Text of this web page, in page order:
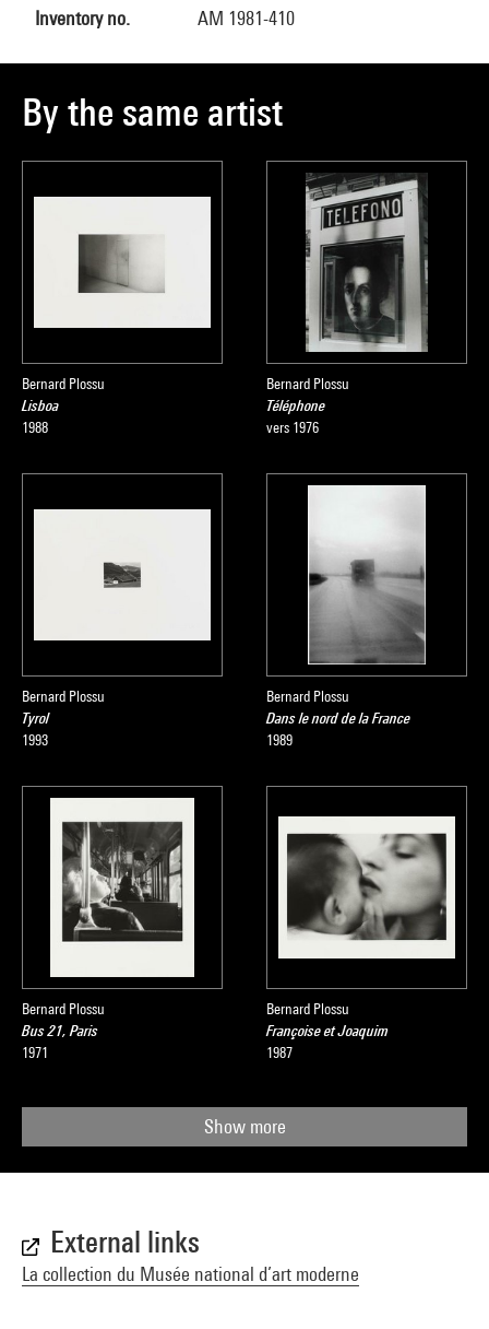
Inventory no. AM 1981-410
By the same artist
Bernard Plossu
Lisboa
1988
Bernard Plossu
Téléphone
vers 1976
Bernard Plossu
Tyrol
1993
Bernard Plossu
Dans le nord de la France
1989
Bernard Plossu
Bus 21, Paris
1971
Bernard Plossu
Françoise et Joaquim
1987
Show more
External links
La collection du Musée national d’art moderne